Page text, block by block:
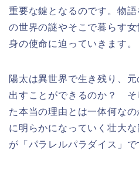
重要な鍵となるのです。物
の世界の謎やそこで暮らす
身の使命に迫っていきます。
陽太は異世界で生き残り、
出すことができるのか？ そ
た本当の理由とは一体何な
に明らかになっていく壮大
が「パラレルパラダイス」で